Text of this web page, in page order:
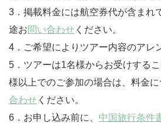
3．掲載料金には航空券代が含まれ
途お問い合わせ ください。
4．ご希望によりツアー内容のアレ
5．ツアーは1名様からお受けする
様以上でのご参加の場合は、料金
合わせ ください。
6．お申し込み前に、 中国旅行条件